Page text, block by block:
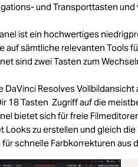
und Transporttasten und
ist ein hochwertiges
auf sämtliche relevanten Tools
sind zwei Tasten zum
DaVinci Resolves
18 Tasten Zugriff auf die
bietet sich für freie
Looks zu erstellen und gleich
schnelle Farbkorrekturen aus